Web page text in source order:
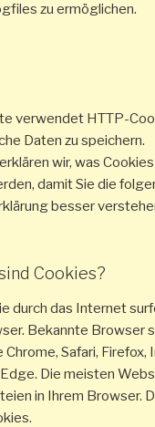
zu ermöglichen.
verwendet HTTP-
Daten zu speichern.
wir, was
damit Sie die
besser
Cookies?
durch das Internet
Bekannte Browser
Safari,
Die meisten
in Ihrem Browser.